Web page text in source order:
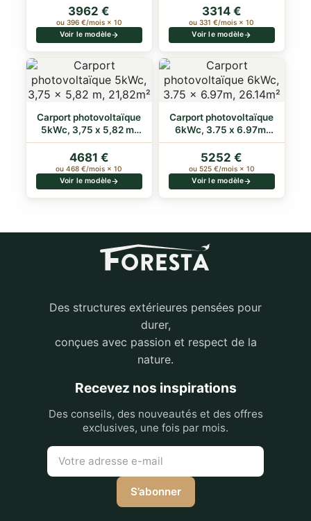
3962 €
ou 396 €/mois × 10
Voir le modèle
3314 €
ou 331 €/mois × 10
Voir le modèle
Carport photovoltaïque
5kWc, 3,75 x 5,82 m,
21,82m²
4681 €
ou 468 €/mois × 10
Voir le modèle
Carport photovoltaïque
6kWc, 3.75 x 6.97m,
26.14m²
5252 €
ou 525 €/mois × 10
Voir le modèle
Des structures extérieures pensées pour
durer,
conçues avec passion et respect de la
nature.
Recevez nos inspirations
Des conseils, des nouveautés et des offres
exclusives, une fois par mois.
S’abonner